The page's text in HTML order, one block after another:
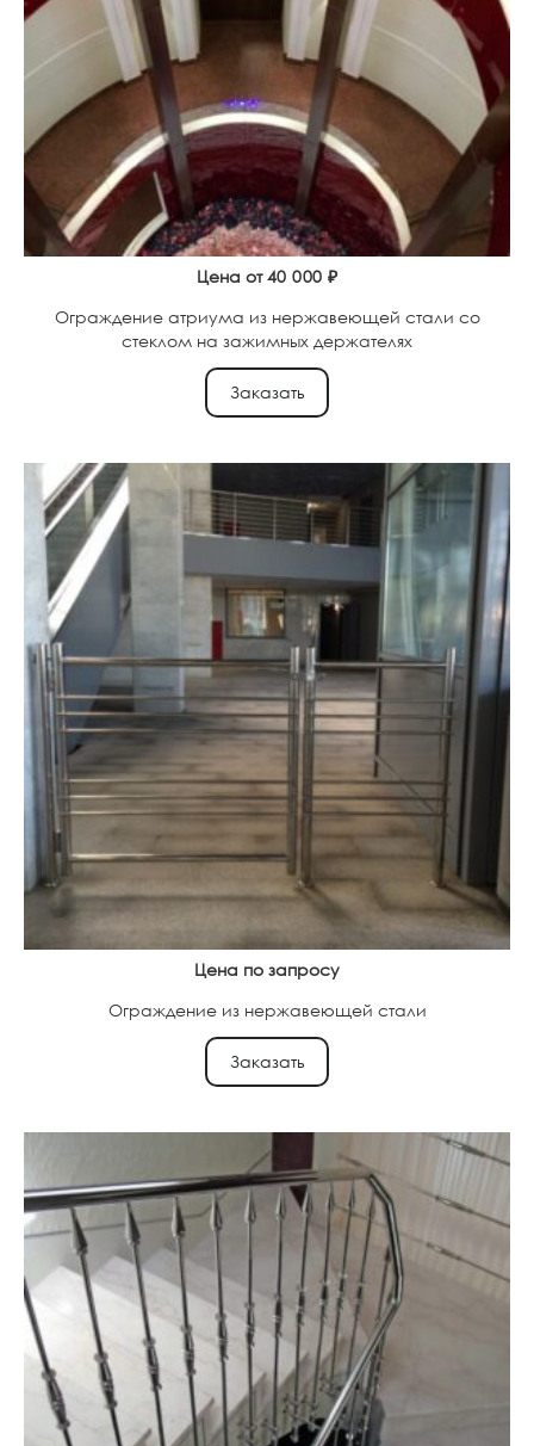
Цена от40 000 ₽
Ограждение атриума из нержавеющей стали со
стеклом на зажимных держателях
Заказать
Цена по запросу
Ограждение из нержавеющей стали
Заказать